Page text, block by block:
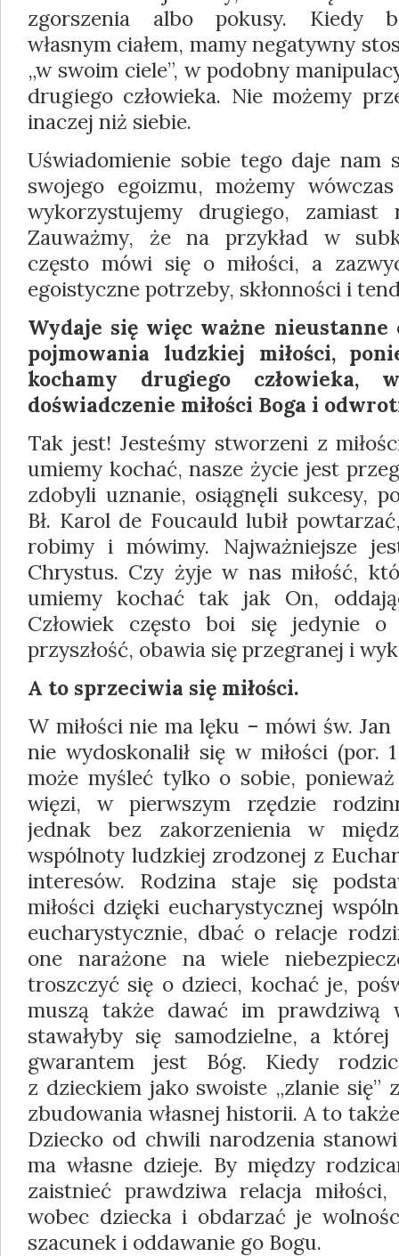
zgorszenia albo pokusy. Kiedy
własnym ciałem, mamy negatywny
„w swoim ciele”, w podobny
drugiego człowieka. Nie możemy
inaczej niż siebie.
Uświadomienie sobie tego daje nam
swojego egoizmu, możemy
wykorzystujemy drugiego, zamiast
Zauważmy, że na przykład w
często mówi się o miłości, a
egoistyczne potrzeby, skłonności i
Wydaje się więc ważne nieustanne
pojmowania ludzkiej miłości,
kochamy drugiego człowieka,
doświadczenie miłości Boga i
Tak jest! Jesteśmy stworzeni z
umiemy kochać, nasze życie jest
zdobyli uznanie, osiągnęli sukcesy,
Bł. Karol de Foucauld lubił
robimy i mówimy. Najważniejsze
Chrystus. Czy żyje w nas miłość,
umiemy kochać tak jak On,
Człowiek często boi się jedynie
przyszłość, obawia się przegranej i
A to sprzeciwia się miłości.
W miłości nie ma lęku – mówi św.
nie wydoskonalił się w miłości (por.
może myśleć tylko o sobie,
więzi, w pierwszym rzędzie
jednak bez zakorzenienia w
wspólnoty ludzkiej zrodzonej z
interesów. Rodzina staje się
miłości dzięki eucharystycznej
eucharystycznie, dbać o relacje
one narażone na wiele
troszczyć się o dzieci, kochać je,
muszą także dawać im prawdziwą
stawałyby się samodzielne, a
gwarantem jest Bóg. Kiedy
z dzieckiem jako swoiste „zlanie się”
zbudowania własnej historii. A to
Dziecko od chwili narodzenia
ma własne dzieje. By między
zaistnieć prawdziwa relacja
wobec dziecka i obdarzać je
szacunek i oddawanie go Bogu.